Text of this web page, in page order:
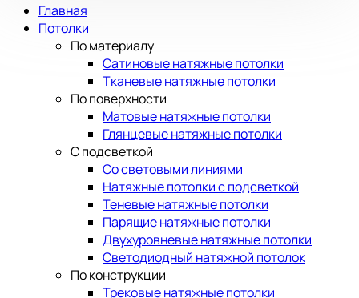
Главная
Потолки
По материалу
Сатиновые натяжные потолки
Тканевые натяжные потолки
По поверхности
Матовые натяжные потолки
Глянцевые натяжные потолки
С подсветкой
Со световыми линиями
Натяжные потолки с подсветкой
Теневые натяжные потолки
Парящие натяжные потолки
Двухуровневые натяжные потолки
Светодиодный натяжной потолок
По конструкции
Трековые натяжные потолки